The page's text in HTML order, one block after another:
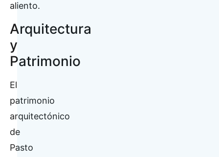
aliento.
Arquitectura
y
Patrimonio
El
patrimonio
arquitectónico
de
Pasto